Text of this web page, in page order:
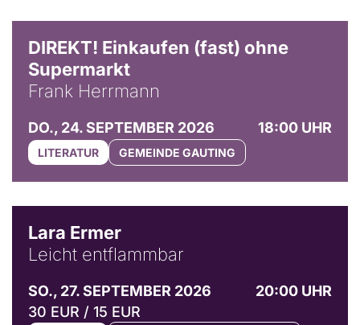
DIREKT! Einkaufen (fast) ohne
Supermarkt
Frank Herrmann
DO., 24. SEPTEMBER 2026 18:00 UHR
LITERATUR GEMEINDE GAUTING
Lara Ermer
Leicht entflammbar
SO., 27. SEPTEMBER 2026
20:00 UHR
30 EUR / 15 EUR